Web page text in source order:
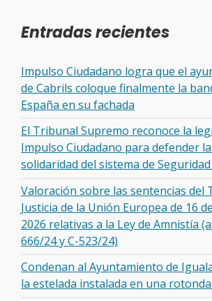
Entradas recientes
Impulso Ciudadano logra que el
de Cabrils coloque finalmente la
España en su fachada
El Tribunal Supremo reconoce la
Impulso Ciudadano para defender
solidaridad del sistema de Seguridad
Valoración sobre las sentencias del
Justicia de la Unión Europea de 16
2026 relativas a la Ley de Amnistía
666/24 y C-523/24)
Condenan al Ayuntamiento de
la estelada instalada en una